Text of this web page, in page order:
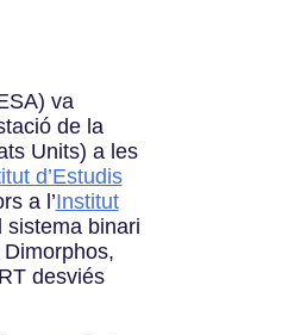
va
de la
Units) a les
d’Estudis
a l’Institut
sistema binari
desviés